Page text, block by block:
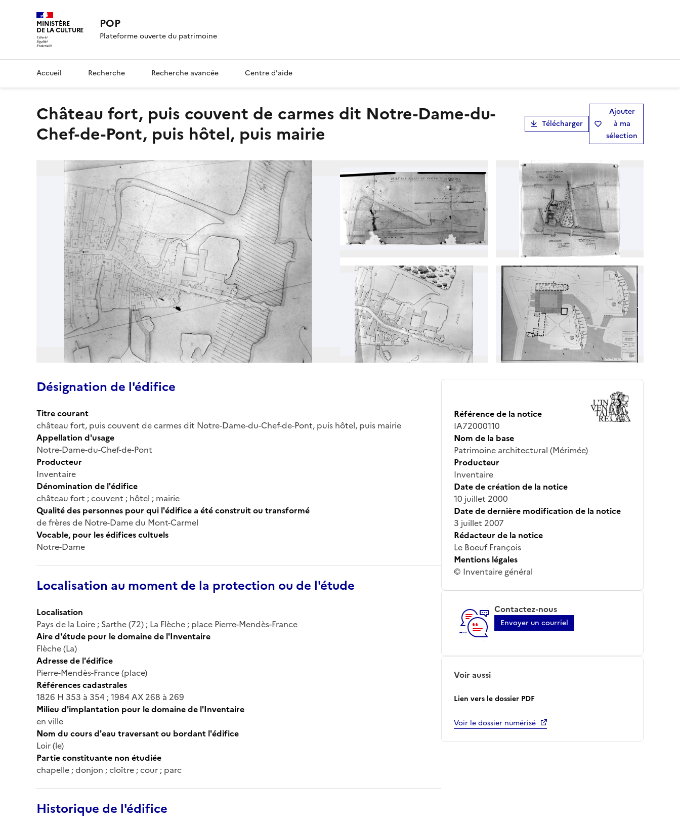
MINISTÈRE
DE LA CULTURE POP
Plateforme ouverte du patrimoine
Accueil Recherche Recherche avancée Centre d'aide
château fort, puis couvent de carmes dit Notre-Dame-du-
Chef-de-Pont, puis hôtel, puis mairie
Télécharger
Ajouter
à ma
sélection
Désignation de l'édifice
Titre courant
château fort, puis couvent de carmes dit Notre-Dame-du-Chef-de-Pont, puis hôtel, puis mairie
Appellation d'usage
Notre-Dame-du-Chef-de-Pont
Producteur
Inventaire
Dénomination de l'édifice
château fort ; couvent ; hôtel ; mairie
Qualité des personnes pour qui l'édifice a été construit ou transformé
de frères de Notre-Dame du Mont-Carmel
Vocable, pour les édifices cultuels
Notre-Dame
Localisation au moment de la protection ou de l'étude
Localisation
Pays de la Loire ; Sarthe (72) ; La Flèche ; place Pierre-Mendès-France
Aire d'étude pour le domaine de l'Inventaire
Flèche (La)
Adresse de l'édifice
Pierre-Mendès-France (place)
Références cadastrales
1826 H 353 à 354 ; 1984 AX 268 à 269
Milieu d'implantation pour le domaine de l'Inventaire
en ville
Nom du cours d'eau traversant ou bordant l'édifice
Loir (le)
Partie constituante non étudiée
chapelle ; donjon ; cloître ; cour ; parc
Historique de l'édifice
Référence de la notice
IA72000110
Nom de la base
Patrimoine architectural (Mérimée)
Producteur
Inventaire
Date de création de la notice
10 juillet 2000
Date de dernière modification de la notice
3 juillet 2007
Rédacteur de la notice
Le Boeuf François
Mentions légales
© Inventaire général
Contactez-nous
Envoyer un courriel
Voir aussi
Lien vers le dossier PDF
Voir le dossier numérisé